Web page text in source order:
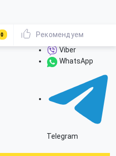
Viber
WhatsApp
Telegram
0 Рекомендуем